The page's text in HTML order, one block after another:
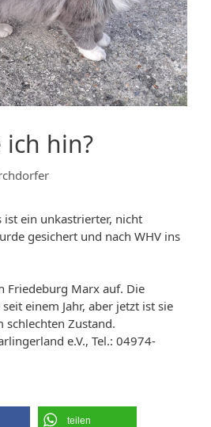
ich hin?
ist ein unkastrierter, nicht
gesichert und nach WHV ins
Friedeburg Marx auf. Die
einem Jahr, aber jetzt ist sie
Zustand.
e.V., Tel.: 04974-
teilen